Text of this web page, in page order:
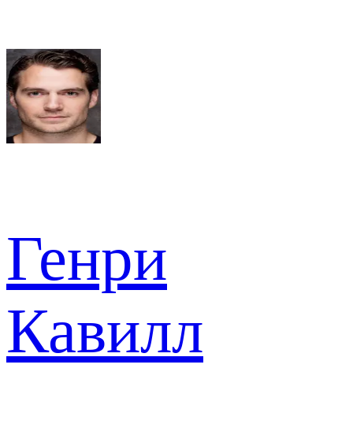
Генри
Кавилл